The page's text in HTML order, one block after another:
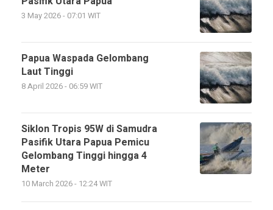
3 May 2026 - 07:01 WIT
Papua Waspada Gelombang
Laut Tinggi
8 April 2026 - 06:59 WIT
Siklon Tropis 95W di Samudra
Pasifik Utara Papua Pemicu
Gelombang Tinggi hingga 4
Meter
10 March 2026 - 12:24 WIT